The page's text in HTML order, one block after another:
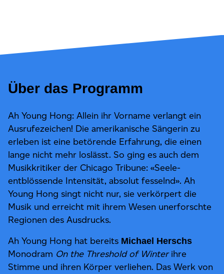
Über das Programm
Ah Young Hong: Allein ihr Vorname verlangt ein
Ausrufezeichen! Die amerikanische Sängerin zu
erleben ist eine betörende Erfahrung, die einen
lange nicht mehr loslässt. So ging es auch dem
Musikkritiker der Chicago Tribune: «Seele-
entblössende Intensität, absolut fesselnd». Ah
Young Hong singt nicht nur, sie verkörpert die
Musik und erreicht mit ihrem Wesen unerforschte
Regionen des Ausdrucks.
Ah Young Hong hat bereits Michael Herschs
Monodram On the Threshold of Winterihre
Stimme und ihren Körper verliehen. Das Werk von